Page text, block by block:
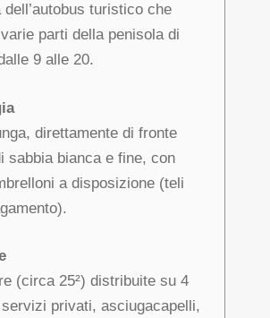
dell’autobus turistico che
parti della penisola di
9 alle 20.
direttamente di fronte
sabbia bianca e fine, con
a disposizione (teli
(circa 25²) distribuite su 4
privati, asciugacapelli,